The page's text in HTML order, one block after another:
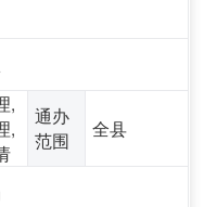
,
,
通办
范围
全县